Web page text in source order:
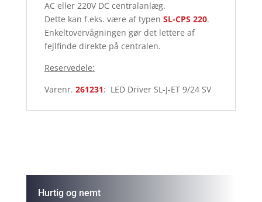
AC eller 220V DC centralanlæg.
Dette kan f.eks. være af typen SL-CPS 220.
Enkeltovervågningen gør det lettere af
fejlfinde direkte på centralen.
Reservedele:
Varenr. 261231: LED Driver SL-J-ET 9/24 SV
Hurtig og nemt